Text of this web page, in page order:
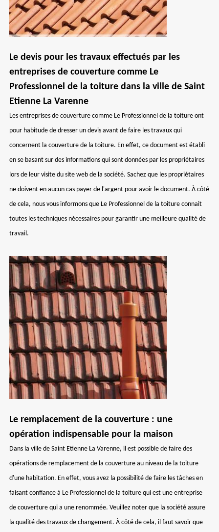
Le devis pour les travaux effectués par les
entreprises de couverture comme Le
Professionnel de la toiture dans la ville de Saint
Etienne La Varenne
Les entreprises de couverture comme Le Professionnel de la toiture ont
pour habitude de dresser un devis avant de faire les travaux qui
concernent la couverture de la toiture. En effet, ce document est établi
en se basant sur des informations qui sont données par les propriétaires
lors de leur visite du site web de la société. Sachez que les propriétaires
ne doivent en aucun cas payer de l'argent pour avoir le document. À côté
de cela, nous vous informons que Le Professionnel de la toiture connait
toutes les techniques nécessaires pour garantir une meilleure qualité de
travail.
Le remplacement de la couverture : une
opération indispensable pour la maison
Dans la ville de Saint Etienne La Varenne, il est possible de faire des
opérations de remplacement de la couverture au niveau de la toiture
d'une habitation. En effet, vous avez la possibilité de faire les tâches en
faisant confiance à Le Professionnel de la toiture qui est une entreprise
de couverture qui a une renommée. Veuillez noter que la société assure
la qualité des travaux de changement. À côté de cela, il faut savoir que